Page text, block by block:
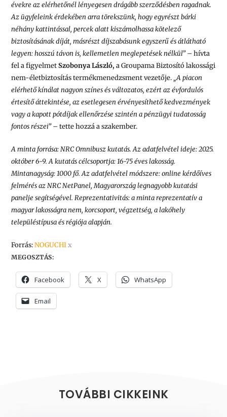
évekre az elérhetőnél lényegesen drágább szerződésben ragadnak.
Az ügyfeleink érdekében arra törekszünk, hogy egyrészt bárki
néhány kattintással, percek alatt kiszámolhassa kötelező
biztosításának díját, másrészt díjszabásunk egyszerű és átlátható
legyen: hosszú távon is, kellemetlen meglepetések nélkül”– hívta
fel a figyelmetSzobonya László, a Groupama Biztosító lakossági
nem-életbiztosítás termékmenedzsment vezetője. „A piacon
elérhető kínálat nagyon színes és változatos, ezért az évfordulós
értesítő áttekintése, az esetlegesen érvényesíthető kedvezmények
vagy a kapott pótdíjak ellenőrzése szintén a pénzügyi tudatosság
fontos részei”– tette hozzá a szakember.
A minta forrása: NRC Omnibusz kutatás. Az adatfelvétel ideje: 2025.
október 6-9. A kutatás célcsoportja: 16-75 éves lakosság.
Mintanagyság: 1000 fő. Az adatfelvétel módszere: online kérdőíves
felmérés az NRC NetPanel, Magyarország legnagyobb kutatási
panelje segítségével. Reprezentativitás: a minta reprezentatív a
magyar lakosságra nem, korcsoport, végzettség, a lakóhely
településtípusa és régiója alapján.
Forrás:NOGUCHI x
MEGOSZTÁS:
Facebook X WhatsApp
Email
TOVÁBBI CIKKEINK